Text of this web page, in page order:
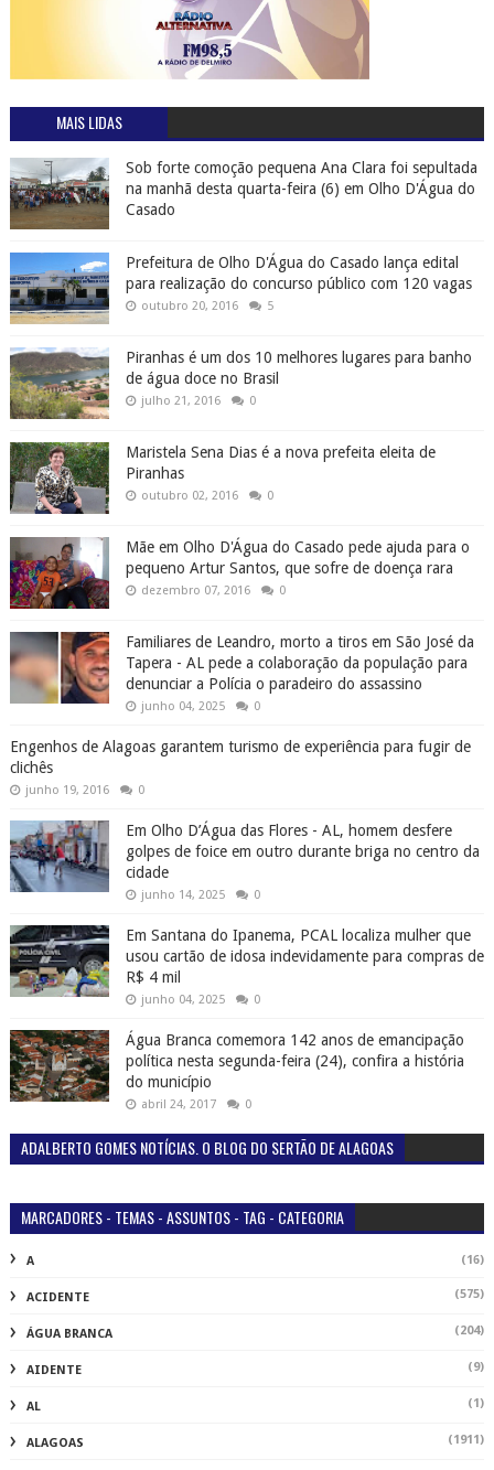
MAIS LIDAS
Sob forte comoção pequena Ana Clara foi sepultada
na manhã desta quarta-feira (6) em Olho D'Água do
Casado
Prefeitura de Olho D'Água do Casado lança edital
para realização do concurso público com 120 vagas
outubro 20, 2016 5
Piranhas é um dos 10 melhores lugares para banho
de água doce no Brasil
julho 21, 2016 0
Maristela Sena Dias é a nova prefeita eleita de
Piranhas
outubro 02, 2016 0
Mãe em Olho D'Água do Casado pede ajuda para o
pequeno Artur Santos, que sofre de doença rara
dezembro 07, 2016 0
Familiares de Leandro, morto a tiros em São José da
Tapera - AL pede a colaboração da população para
denunciar a Polícia o paradeiro do assassino
junho 04, 2025 0
Engenhos de Alagoas garantem turismo de experiência para fugir de
clichês
junho 19, 2016 0
Em Olho D’Água das Flores - AL, homem desfere
golpes de foice em outro durante briga no centro da
cidade
junho 14, 2025 0
Em Santana do Ipanema, PCAL localiza mulher que
usou cartão de idosa indevidamente para compras de
R$ 4 mil
junho 04, 2025 0
Água Branca comemora 142 anos de emancipação
política nesta segunda-feira (24), confira a história
do município
abril 24, 2017 0
ADALBERTO GOMES NOTÍCIAS. O BLOG DO SERTÃO DE ALAGOAS
MARCADORES - TEMAS - ASSUNTOS - TAG - CATEGORIA
A (16)
ACIDENTE (575)
ÁGUA BRANCA (204)
AIDENTE (9)
AL (1)
ALAGOAS (1911)